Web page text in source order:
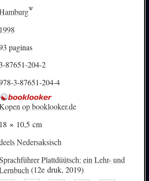
1998
paginas
3-87651-204-2
3-87651-204-4
op booklooker.de
18 × 10,5 cm
Nedersaksisch
Plattdüütsch: ein Lehr- und
(12e druk, 2019)